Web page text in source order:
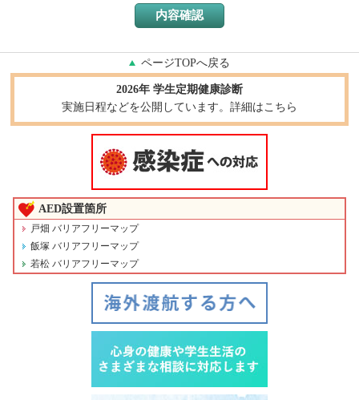
ページTOPへ戻る
2026年 学生定期健康診断
実施日程などを公開しています。詳細はこちら
AED設置箇所
戸畑 バリアフリーマップ
飯塚 バリアフリーマップ
若松 バリアフリーマップ